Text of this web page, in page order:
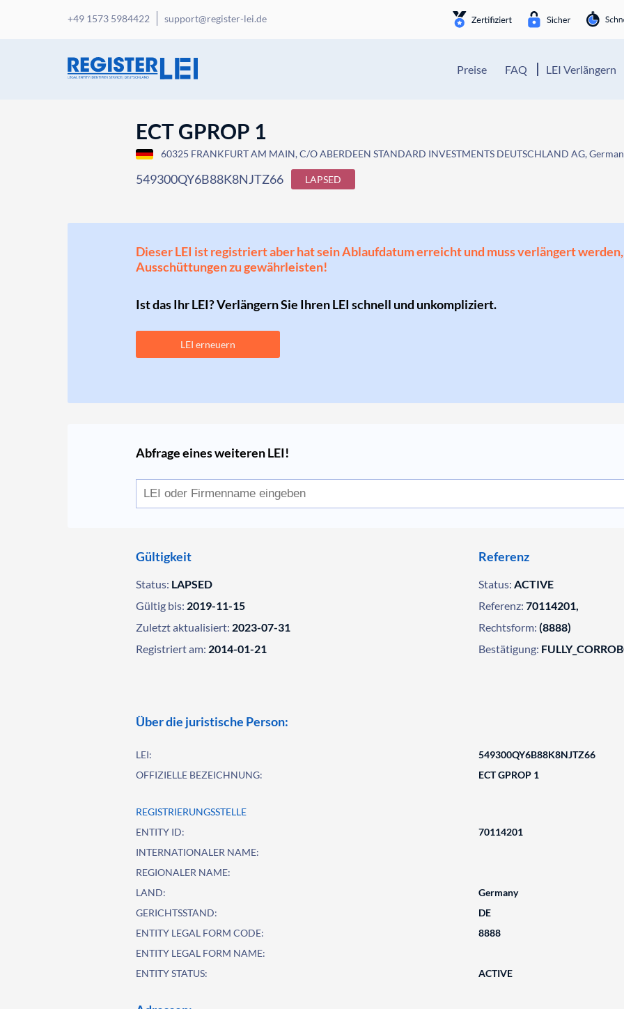
+49 1573 5984422 support@register-lei.de
Preise FAQ LEI Verlängern
ECT GPROP 1
60325 FRANKFURT AM MAIN, C/O ABERDEEN STANDARD INVESTMENTS DEUTSCHLAND AG,
549300QY6B88K8NJTZ66 LAPSED
Dieser LEI ist registriert aber hat sein Ablaufdatum erreicht und muss verlängert
Ausschüttungen zu gewährleisten!
Ist das Ihr LEI? Verlängern Sie Ihren LEI schnell und unkompliziert.
LEI erneuern
Abfrage eines weiteren LEI!
Gültigkeit
Status: LAPSED
Gültig bis: 2019-11-15
Zuletzt aktualisiert: 2023-07-31
Registriert am: 2014-01-21
Referenz
Status: ACTIVE
Referenz: 70114201,
Rechtsform: (8888)
Bestätigung:
Über die juristische Person:
LEI:
549300QY6B88K8NJTZ66
OFFIZIELLE BEZEICHNUNG:
ECT GPROP 1
REGISTRIERUNGSSTELLE
ENTITY ID:
70114201
INTERNATIONALER NAME:
REGIONALER NAME:
LAND:
Germany
GERICHTSSTAND:
DE
ENTITY LEGAL FORM CODE:
8888
ENTITY LEGAL FORM NAME:
ENTITY STATUS:
ACTIVE